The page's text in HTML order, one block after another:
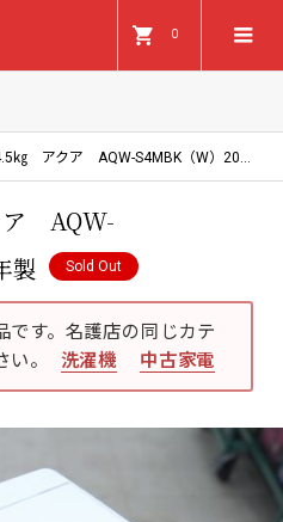
0
アクア AQW-S4MBK（W）2022年製
AQW-
製
Sold Out
です。名護店の同じカテ
い。
洗濯機 中古家電